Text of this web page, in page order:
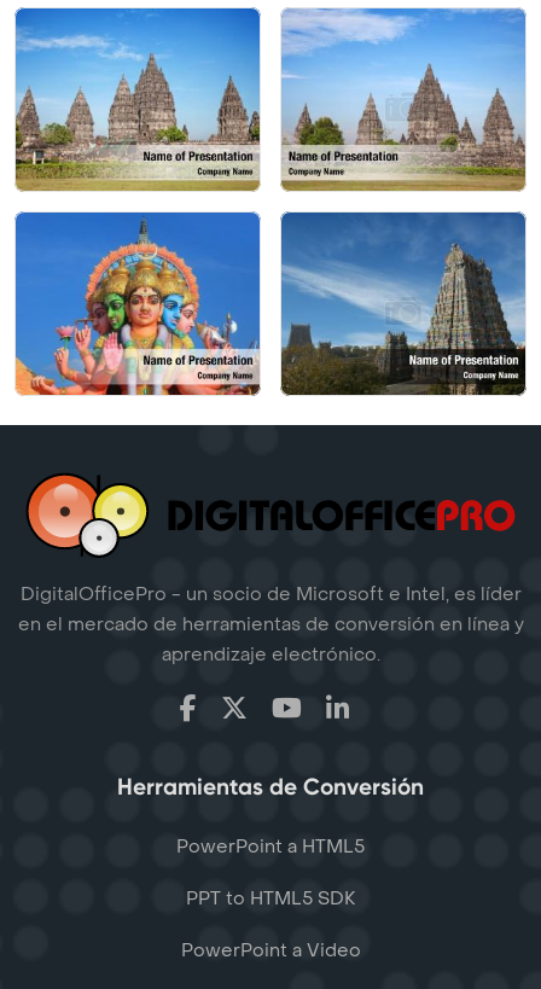
DigitalOfficePro - un socio de Microsoft e Intel, es líder
en el mercado de herramientas de conversión en línea y
aprendizaje electrónico.
Herramientas de Conversión
PowerPoint a HTML5
PPT to HTML5 SDK
PowerPoint a Video